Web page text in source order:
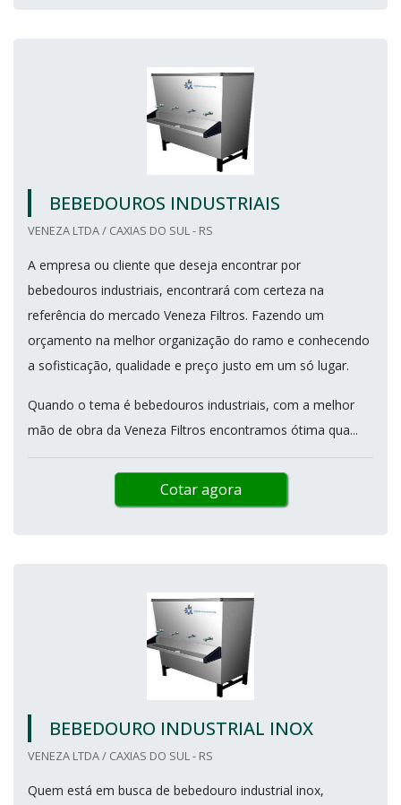
BEBEDOUROS INDUSTRIAIS
VENEZA LTDA / CAXIAS DO SUL - RS
A empresa ou cliente que deseja encontrar por
bebedouros industriais, encontrará com certeza na
referência do mercado Veneza Filtros. Fazendo um
orçamento na melhor organização do ramo e conhecendo
a sofisticação, qualidade e preço justo em um só lugar.
Quando o tema é bebedouros industriais, com a melhor
mão de obra da Veneza Filtros encontramos ótima qua...
Cotar agora
BEBEDOURO INDUSTRIAL INOX
VENEZA LTDA / CAXIAS DO SUL - RS
Quem está em busca de bebedouro industrial inox,